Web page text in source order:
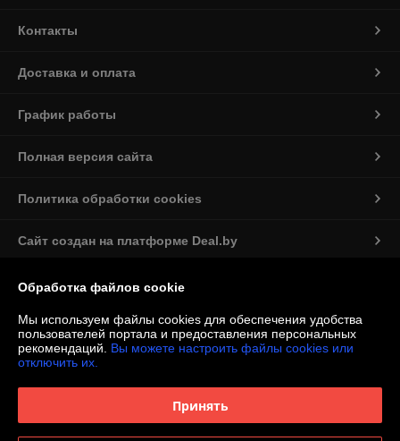
Контакты
Доставка и оплата
График работы
Полная версия сайта
Политика обработки cookies
Сайт создан на платформе Deal.by
Информация для покупателя
БЕЛАРУСЬ, БРЕСТСКАЯ ОБЛ., Г. БАРАНОВИЧИ, УЛ. ВИЛЬЯМСА, ДОМ
Обработка файлов cookie
Мы используем файлы cookies для обеспечения удобства
пользователей портала и предоставления персональных
рекомендаций. Вы можете настроить файлы cookies или
отключить их.
Принять